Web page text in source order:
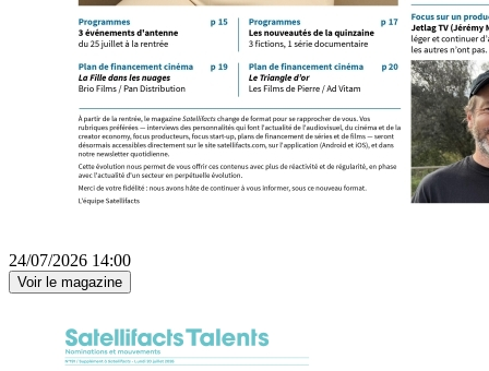
24/07/2026 14:00
Voir le magazine